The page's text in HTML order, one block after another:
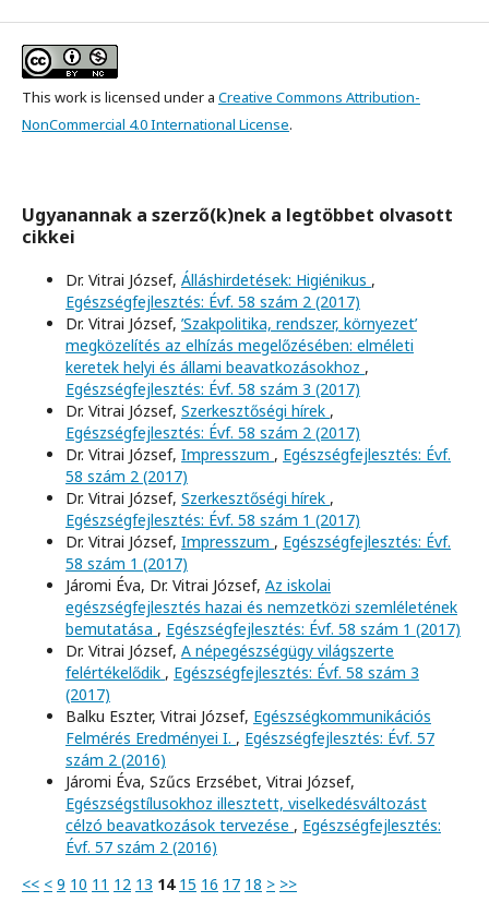
This work is licensed under a Creative Commons Attribution-
NonCommercial 4.0 International License.
Ugyanannak a szerző(k)nek a legtöbbet olvasott
cikkei
Dr. Vitrai József, Álláshirdetések: Higiénikus ,
Egészségfejlesztés: Évf. 58 szám 2 (2017)
Dr. Vitrai József, ’Szakpolitika, rendszer, környezet’
megközelítés az elhízás megelőzésében: elméleti
keretek helyi és állami beavatkozásokhoz ,
Egészségfejlesztés: Évf. 58 szám 3 (2017)
Dr. Vitrai József, Szerkesztőségi hírek ,
Egészségfejlesztés: Évf. 58 szám 2 (2017)
Dr. Vitrai József, Impresszum , Egészségfejlesztés: Évf.
58 szám 2 (2017)
Dr. Vitrai József, Szerkesztőségi hírek ,
Egészségfejlesztés: Évf. 58 szám 1 (2017)
Dr. Vitrai József, Impresszum , Egészségfejlesztés: Évf.
58 szám 1 (2017)
Járomi Éva, Dr. Vitrai József, Az iskolai
egészségfejlesztés hazai és nemzetközi szemléletének
bemutatása , Egészségfejlesztés: Évf. 58 szám 1 (2017)
Dr. Vitrai József, A népegészségügy világszerte
felértékelődik , Egészségfejlesztés: Évf. 58 szám 3
(2017)
Balku Eszter, Vitrai József, Egészségkommunikációs
Felmérés Eredményei I. , Egészségfejlesztés: Évf. 57
szám 2 (2016)
Járomi Éva, Szűcs Erzsébet, Vitrai József,
Egészségstílusokhoz illesztett, viselkedésváltozást
célzó beavatkozások tervezése , Egészségfejlesztés:
Évf. 57 szám 2 (2016)
<< < 9 10 11 12 13 14 15 16 17 18 > >>